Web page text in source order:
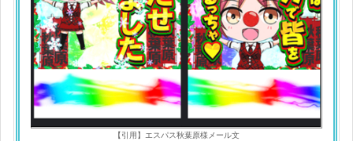
【引用】エスパス秋葉原様メール文